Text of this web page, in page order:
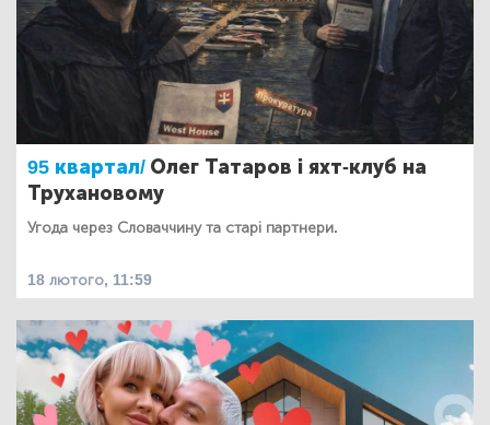
95 квартал/ Олег Татаров і яхт-клуб на
Трухановому
Угода через Словаччину та старі партнери.
18 лютого, 11:59